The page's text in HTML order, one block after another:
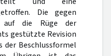
Die gegen
auf die Rüge der
gestützte Revision
der Beschlussformel